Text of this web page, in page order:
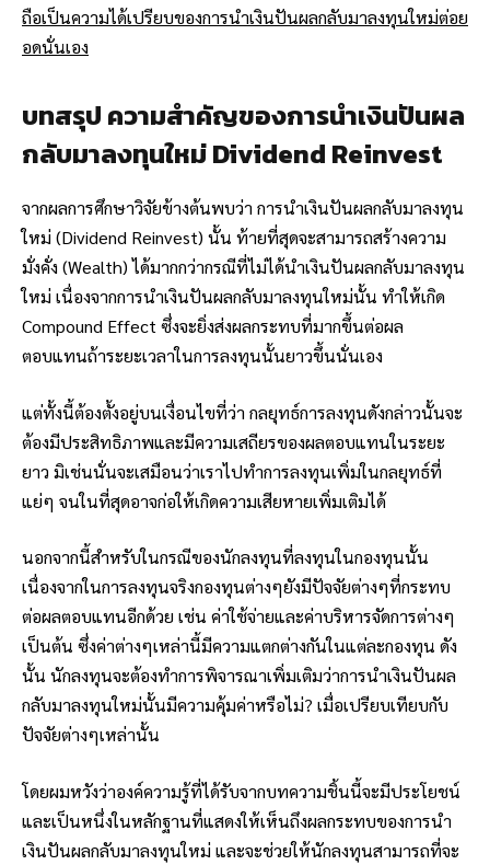
ถือเป็นความได้เปรียบของการนำเงินปันผลกลับมาลงทุนใหม่ต่อย
อดนั่นเอง
บทสรุป ความสำคัญของการนำเงินปันผล
กลับมาลงทุนใหม่ Dividend Reinvest
จากผลการศึกษาวิจัยข้างต้นพบว่า การนำเงินปันผลกลับมาลงทุน
ใหม่ (Dividend Reinvest) นั้น ท้ายที่สุดจะสามารถสร้างความ
มั่งคั่ง (Wealth) ได้มากกว่ากรณีที่ไม่ได้นำเงินปันผลกลับมาลงทุน
ใหม่ เนื่องจากการนำเงินปันผลกลับมาลงทุนใหม่นั้น ทำให้เกิด
Compound Effect ซึ่งจะยิ่งส่งผลกระทบที่มากขึ้นต่อผล
ตอบแทนถ้าระยะเวลาในการลงทุนนั้นยาวขึ้นนั่นเอง
แต่ทั้งนี้ต้องตั้งอยู่บนเงื่อนไขที่ว่า กลยุทธ์การลงทุนดังกล่าวนั้นจะ
ต้องมีประสิทธิภาพและมีความเสถียรของผลตอบแทนในระยะ
ยาว มิเช่นนั่นจะเสมือนว่าเราไปทำการลงทุนเพิ่มในกลยุทธ์ที่
แย่ๆ จนในที่สุดอาจก่อให้เกิดความเสียหายเพิ่มเติมได้
นอกจากนี้สำหรับในกรณีของนักลงทุนที่ลงทุนในกองทุนนั้น
เนื่องจากในการลงทุนจริงกองทุนต่างๆยังมีปัจจัยต่างๆที่กระทบ
ต่อผลตอบแทนอีกด้วย เช่น ค่าใช้จ่ายและค่าบริหารจัดการต่างๆ
เป็นต้น ซึ่งค่าต่างๆเหล่านี้มีความแตกต่างกันในแต่ละกองทุน ดัง
นั้น นักลงทุนจะต้องทำการพิจารณาเพิ่มเติมว่าการนำเงินปันผล
กลับมาลงทุนใหม่นั้นมีความคุ้มค่าหรือไม่? เมื่อเปรียบเทียบกับ
ปัจจัยต่างๆเหล่านั้น
โดยผมหวังว่าองค์ความรู้ที่ได้รับจากบทความชิ้นนี้จะมีประโยชน์
และเป็นหนึ่งในหลักฐานที่แสดงให้เห็นถึงผลกระทบของการนำ
เงินปันผลกลับมาลงทุนใหม่ และจะช่วยให้นักลงทุนสามารถที่จะ